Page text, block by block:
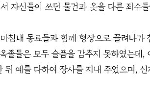
자신들이 쓰던 물건과 옷을 다른 죄수
침내 동료들과 함께 형장으로 끌려나가
졸들은 모두 슬픔을 감추지 못하였는데,
예를 다하여 장사를 지내 주었으며,